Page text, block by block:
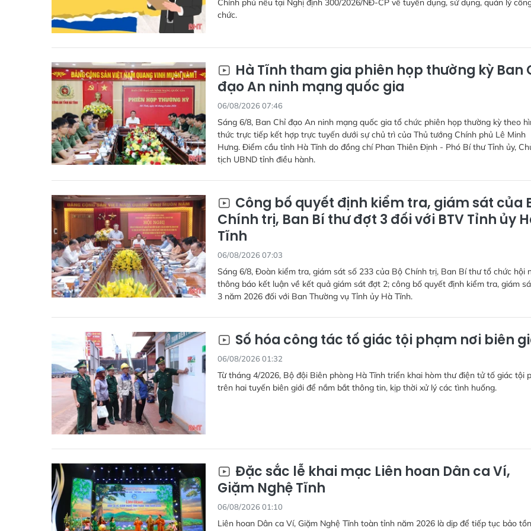
Chính phủ nêu tại Nghị định 300/2026/NĐ-CP về tuyển dụng, sử dụng, quản lý
chức.
Hà Tĩnh tham gia phiên họp thường kỳ Ban
đạo An ninh mạng quốc gia
06/08/2026 07:46
Sáng 6/8, Ban Chỉ đạo An ninh mạng quốc gia tổ chức phiên họp thường kỳ theo
thức trực tiếp kết hợp trực tuyến dưới sự chủ trì của Thủ tướng Chính phủ Lê Minh
Hưng. Điểm cầu tỉnh Hà Tĩnh do đồng chí Phan Thiên Định - Phó Bí thư Tỉnh ủy,
tịch UBND tỉnh điều hành.
Công bố quyết định kiểm tra, giám sát của
Chính trị, Ban Bí thư đợt 3 đối với BTV Tỉnh ủy
Tĩnh
06/08/2026 07:03
Sáng 6/8, Đoàn kiểm tra, giám sát số 233 của Bộ Chính trị, Ban Bí thư tổ chức hội
thông báo kết luận về kết quả giám sát đợt 2; công bố quyết định kiểm tra, giám
3 năm 2026 đối với Ban Thường vụ Tỉnh ủy Hà Tĩnh.
Số hóa công tác tố giác tội phạm nơi biên
06/08/2026 01:32
Từ tháng 4/2026, Bộ đội Biên phòng Hà Tĩnh triển khai hòm thư điện tử tố giác tội
trên hai tuyến biên giới để nắm bắt thông tin, kịp thời xử lý các tình huống.
Đặc sắc lễ khai mạc Liên hoan Dân ca Ví,
Giặm Nghệ Tĩnh
06/08/2026 01:10
Liên hoan Dân ca Ví, Giặm Nghệ Tĩnh toàn tỉnh năm 2026 là dịp để tiếp tục bảo